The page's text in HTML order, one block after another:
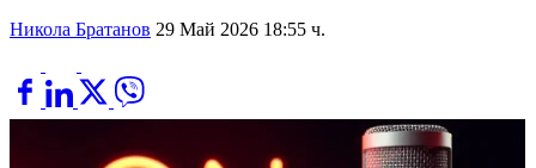
Никола Братанов 29 Май 2026 18:55 ч.